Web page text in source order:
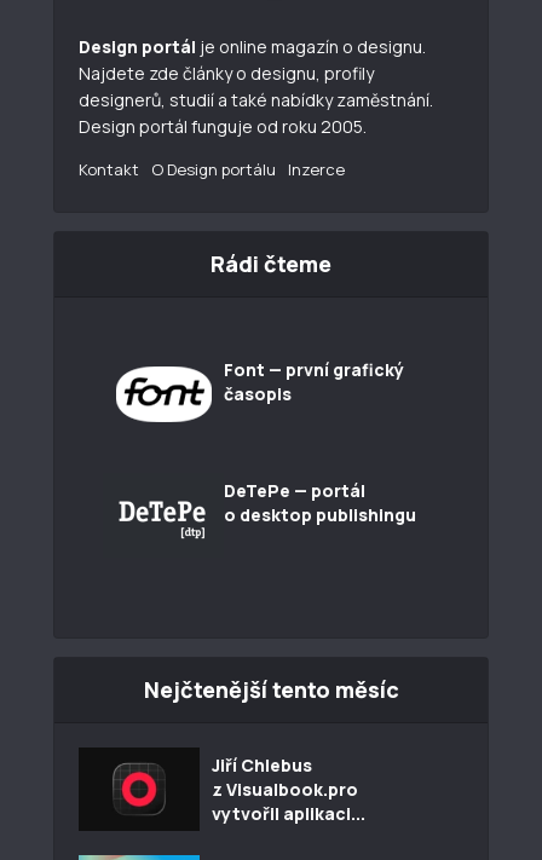
Design portál je online magazín o designu.
Najdete zde články o designu, profily
designerů, studií a také nabídky zaměstnání.
Design portál funguje od roku 2005.
Kontakt O Design portálu Inzerce
Rádi čteme
Font — první grafický
časopis
DeTePe — portál
o desktop publishingu
Nejčtenější tento měsíc
Jiří Chlebus
z Visualbook.pro
vytvořil aplikaci...